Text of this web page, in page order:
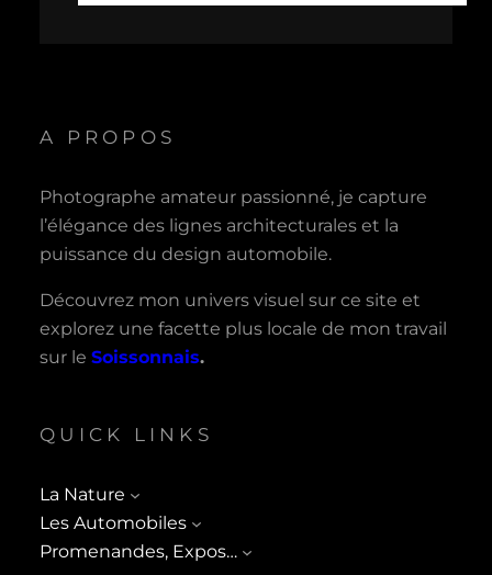
A PROPOS
Photographe amateur passionné, je capture
l’élégance des lignes architecturales et la
puissance du design automobile.
Découvrez mon univers visuel sur ce site et
explorez une facette plus locale de mon travail
sur le Soissonnais.
QUICK LINKS
La Nature
Les Automobiles
Promenandes, Expos…